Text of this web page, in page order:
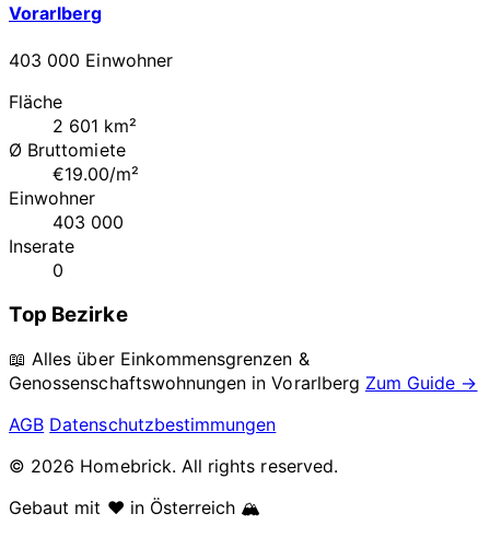
Vorarlberg
403 000 Einwohner
Fläche
2 601 km²
Ø Bruttomiete
€19.00/m²
Einwohner
403 000
Inserate
0
Top Bezirke
📖 Alles über Einkommensgrenzen &
Genossenschaftswohnungen inVorarlberg Zum Guide →
AGB Datenschutzbestimmungen
© 2026 Homebrick. All rights reserved.
Gebaut mit ❤️ in Österreich 🏔️